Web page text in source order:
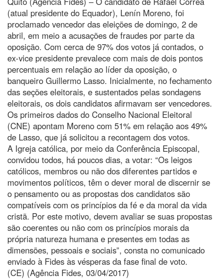
(atual presidente do Equador), Lenín Moreno, foi
proclamado vencedor das eleições de domingo, 2 de
abril, em meio a acusações de fraudes por parte da
oposição. Com cerca de 97% dos votos já contados, o
ex-vice presidente prevalece com mais de dois pontos
percentuais em relação ao líder da oposição, o
banqueiro Guillermo Lasso. Inicialmente, no fechamento
das seções eleitorais, e sustentados pelas sondagens
eleitorais, os dois candidatos afirmavam ser vencedores.
Os primeiros dados do Conselho Nacional Eleitoral
(CNE) apontam Moreno com 51% em relação aos 49%
de Lasso, que já solicitou a recontagem dos votos.
A Igreja católica, por meio da Conferência Episcopal,
convidou todos, há poucos dias, a votar: “Os leigos
católicos, membros ou não dos diferentes partidos e
movimentos políticos, têm o dever moral de discernir se
o pensamento ou as propostas dos candidatos são
compatíveis com os princípios da fé e da moral da vida
cristã. Por este motivo, devem avaliar se suas propostas
são coerentes ou não com os princípios morais da
própria natureza humana e presentes em todas as
dimensões, pessoais e sociais”, consta no comunicado
enviado à Fides às vésperas da fase final de voto.
(CE) (Agência Fides, 03/04/2017)